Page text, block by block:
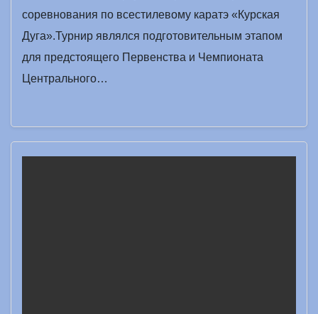
соревнования по всестилевому каратэ «Курская
Дуга».Турнир являлся подготовительным этапом
для предстоящего Первенства и Чемпионата
Центрального…